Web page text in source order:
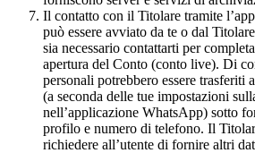
Il contatto con il Titolare tramite
può essere avviato da te o dal
sia necessario contattarti per
apertura del Conto (conto live). Di
personali potrebbero essere trasferiti
(a seconda delle tue impostazioni
nell’applicazione WhatsApp) sotto
profilo e numero di telefono. Il
richiedere all’utente di fornire altri